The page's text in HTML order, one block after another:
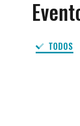
TODOS